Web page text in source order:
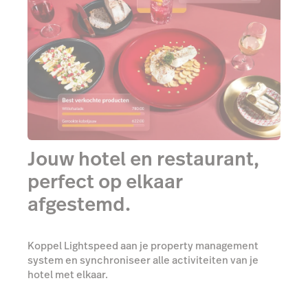
Jouw hotel en restaurant,
perfect op elkaar
afgestemd.
Koppel Lightspeed aan je property management
system en synchroniseer alle activiteiten van je
hotel met elkaar.